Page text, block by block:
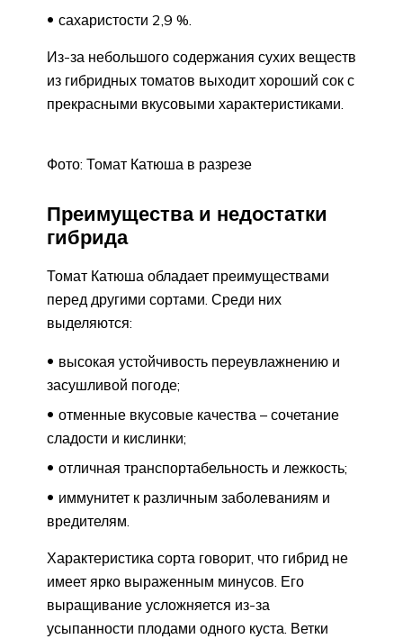
сахаристости 2,9 %.
Из-за небольшого содержания сухих веществ
из гибридных томатов выходит хороший сок с
прекрасными вкусовыми характеристиками.
Фото: Томат Катюша в разрезе
Преимущества и недостатки
гибрида
Томат Катюша обладает преимуществами
перед другими сортами. Среди них
выделяются:
высокая устойчивость переувлажнению и
засушливой погоде;
отменные вкусовые качества – сочетание
сладости и кислинки;
отличная транспортабельность и лежкость;
иммунитет к различным заболеваниям и
вредителям.
Характеристика сорта говорит, что гибрид не
имеет ярко выраженным минусов. Его
выращивание усложняется из-за
усыпанности плодами одного куста. Ветки